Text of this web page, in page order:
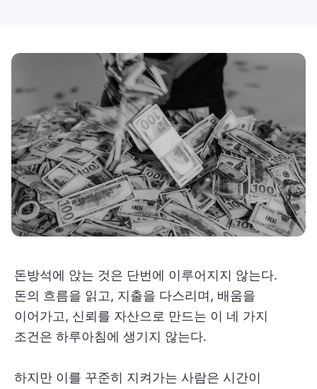
돈방석에 앉는 것은 단번에 이루어지지 않는다.
돈의 흐름을 읽고, 지출을 다스리며, 배움을
이어가고, 신뢰를 자산으로 만드는 이 네 가지
조건은 하루아침에 생기지 않는다.
하지만 이를 꾸준히 지켜가는 사람은 시간이